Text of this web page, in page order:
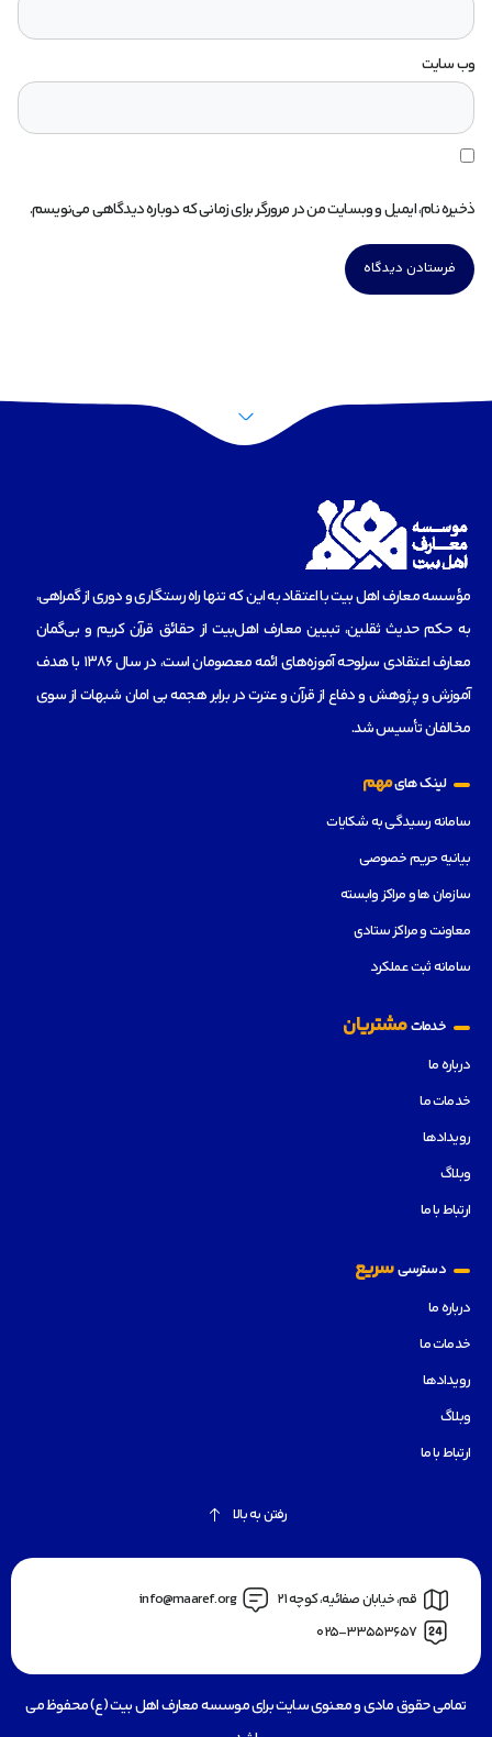
وب‌ سایت
ذخیره نام، ایمیل و وبسایت من در مرورگر برای زمانی که دوباره دیدگاهی می‌نویسم.
مؤسسه‌ معارف اهل بیت با اعتقاد به این که تنها راه رستگاری و دوری از گمراهی،
به حکم حدیث ثقلین، تبیین معارف اهل‌بیت از حقائق قرآن کریم و بی‌گمان
معارف اعتقادی سرلوحه آموزه‌های ائمه معصومان است، در سال 1386 با هدف
آموزش و پژوهش و دفاع از قرآن و عترت در برابر هجمه بی امان شبهات از سوی
مخالفان تأسیس شد.
لینک هایمهم
سامانه رسیدگی به شکایات
بیانیه حریم خصوصی
سازمان ها و مراکز وابسته
معاونت و مراکز ستادی
سامانه ثبت عملکرد
خدماتمشتریان
درباره ما
خدمات ما
رویدادها
وبلاگ
ارتباط با ما
دسترسیسریع
درباره ما
خدمات ما
رویدادها
وبلاگ
ارتباط با ما
رفتن به بالا
قم، خیابان صفائیه، کوچه 21
info@maaref.org
025-33553657
تمامی حقوق مادی و معنوی سایت برای موسسه معارف اهل بیت (ع) محفوظ می